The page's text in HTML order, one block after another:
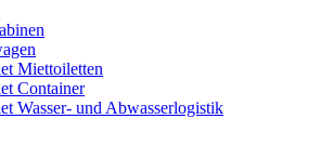
Miettoiletten
Container
Wasser- und Abwasserlogistik